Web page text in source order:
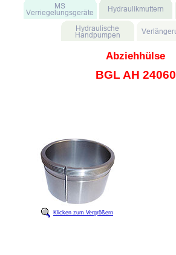
Abziehhülse
BGL AH 24060
Klicken zum Vergrößern